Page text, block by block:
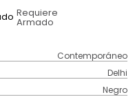
Requiere
Armado
Contemporáneo
Delhi
Negro